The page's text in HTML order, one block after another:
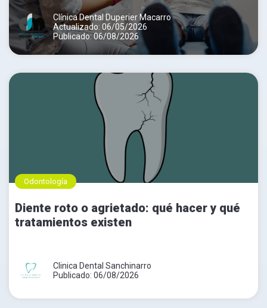
Clínica Dental Duperier Macarro
Actualizado: 06/05/2026
Publicado: 06/08/2026
Odontología
Diente roto o agrietado: qué hacer y qué
tratamientos existen
Clinica Dental Sanchinarro
Publicado: 06/08/2026